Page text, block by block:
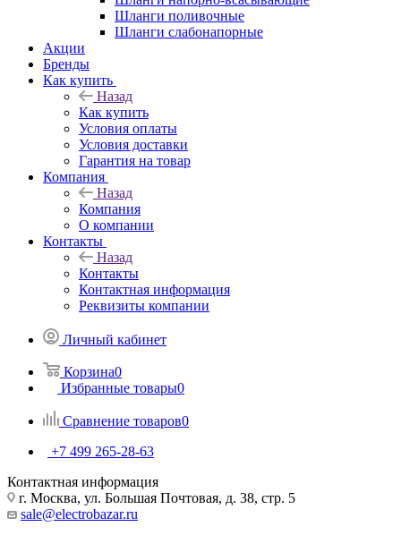
Шланги поливочные
Шланги слабонапорные
Акции
Бренды
Как купить
Назад
Как купить
Условия оплаты
Условия доставки
Гарантия на товар
Компания
Назад
Компания
О компании
Контакты
Назад
Контакты
Контактная информация
Реквизиты компании
Личный кабинет
Корзина0
Избранные товары0
Сравнение товаров0
+7 499 265-28-63
Контактная информация
г. Москва, ул. Большая Почтовая, д. 38, стр. 5
sale@electrobazar.ru